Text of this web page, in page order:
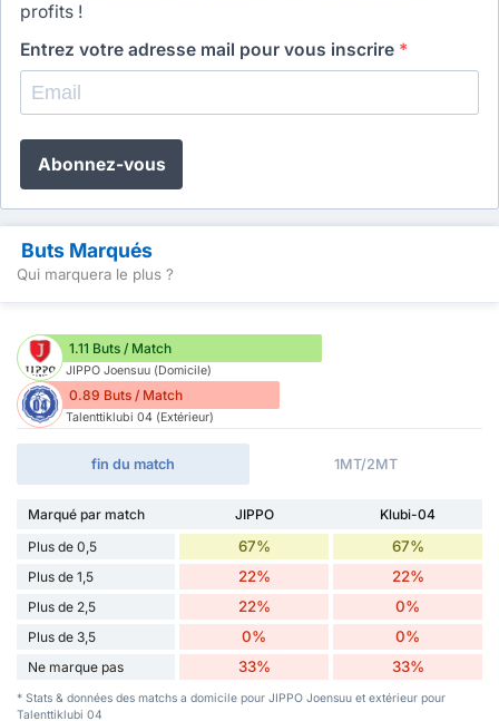
profits !
Entrez votre adresse mail pour vous inscrire *
Abonnez-vous
Buts Marqués
Qui marquera le plus ?
1.11 Buts / Match
JIPPO Joensuu (Domicile)
0.89 Buts / Match
Talenttiklubi 04 (Extérieur)
fin du match 1MT/2MT
Marqué par match JIPPO
Klubi-04
Plus de 0,5
67% 67%
Plus de 1,5 22% 22%
Plus de 2,5 22% 0%
Plus de 3,5 0% 0%
Ne marque pas 33% 33%
* Stats & données des matchs a domicile pour JIPPO Joensuu et extérieur pour
Talenttiklubi 04